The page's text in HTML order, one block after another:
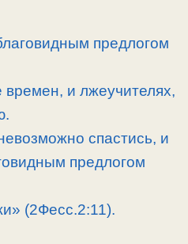
предлогом
и лжеучителях,
спастись, и
предлогом
(2Фесс.2:11).